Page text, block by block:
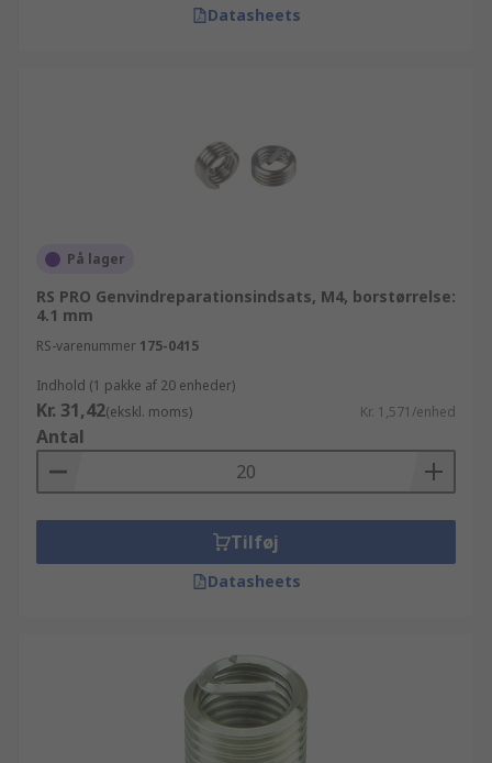
Datasheets
På lager
RS PRO Genvindreparationsindsats, M4, borstørrelse:
4.1 mm
RS-varenummer 175-0415
Indhold (1 pakke af 20 enheder)
Kr. 31,42(ekskl. moms) Kr. 1,571/enhed
Antal
Tilføj
Datasheets